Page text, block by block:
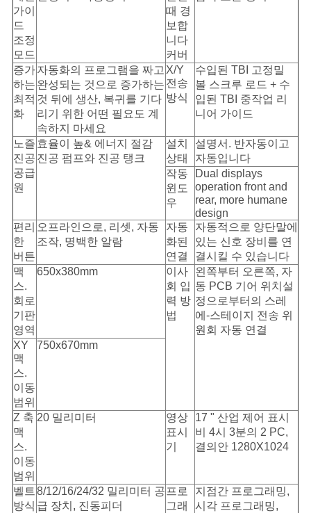
가이
드
조정
모드
때 경
보합
니다
커버
증가
하는
최적
화
자동화의 프로그램을 짜고
완성되는 것으로 증가하는
것 뒤에 생산, 복귀를 기다
리기 위한 어떤 필요도 계
속하지 마세요
X/Y
전송
방식
수입된 TBI 고정밀
볼 스크루 로드 + 수
입된 TBI 중작업 리
니어 가이드
노즐
진공
공급
원
효율이 높& 에너지 절감
진공 펌프와 진공 탱크
설치
상태
설명서. 반자동이고
자동입니다
작동
윈도
우
Dual displays
operation front and
rear, more humane
design
편리
한
버튼
오프라인으로, 리셋, 자동
조작, 명백한 알람
자동
화된
연결
자동적으로 양단말에
있는 신호 장비를 연
결시킬 수 있습니다
맥
스.
회로
기판
영역
650x380mm
이사
회 입
력 방
법
왼쪽부터 오른쪽, 자
동 PCB 기어 위치설
정으로부터의 스레
에-스테이지 전송 위
원회 자동 연결
XY
맥
스.
이동
범위
750x670mm
Z 축
맥
스.
이동
범위
20 밀리미터
영상
표시
기
17 " 산업 제어 표시
비 4시 3분의 2 PC,
결의안 1280X1024
벨트
방식
8/12/16/24/32 밀리미터 공
급 장치, 진동피더
프로
그래
지점간 프로그래밍,
시각 프로그래밍,